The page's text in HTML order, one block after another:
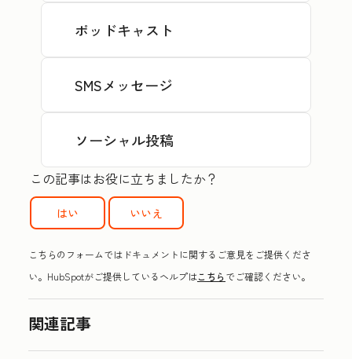
ポッドキャスト
SMSメッセージ
ソーシャル投稿
この記事はお役に立ちましたか？
はい いいえ
こちらのフォームではドキュメントに関するご意見をご提供くださ
い。HubSpotがご提供しているヘルプはこちらでご確認ください。
関連記事